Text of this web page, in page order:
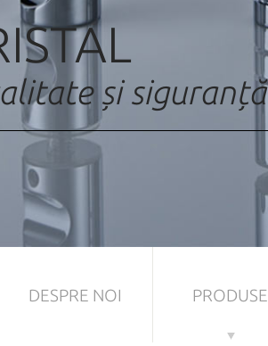
și siguranță
DESPRE NOI PRODUSE